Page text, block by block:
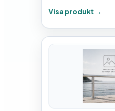
Visa produkt